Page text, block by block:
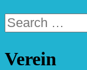
Search
for:
Verein